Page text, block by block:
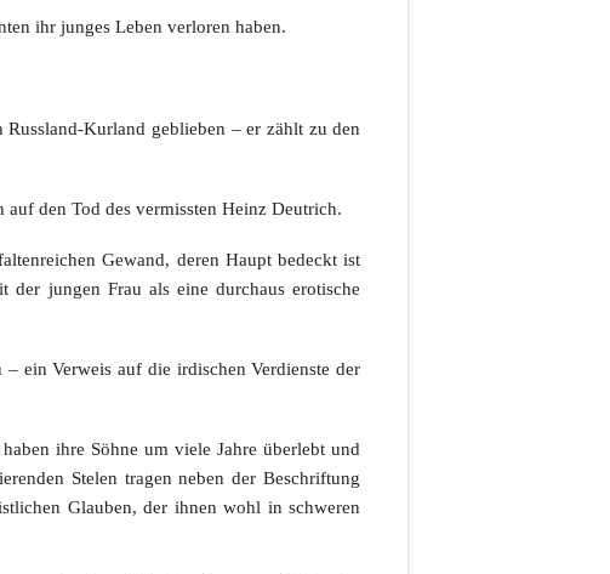
ihr junges Leben verloren haben.
Kurland geblieben – er zählt zu den
den Tod des vermissten Heinz Deutrich.
Gewand, deren Haupt bedeckt ist
jungen Frau als eine durchaus erotische
ein Verweis auf die irdischen Verdienste der
ihre Söhne um viele Jahre überlebt und
Stelen tragen neben der Beschriftung
Glauben, der ihnen wohl in schweren